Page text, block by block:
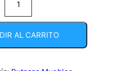
Patin
cantidad
AL CARRITO